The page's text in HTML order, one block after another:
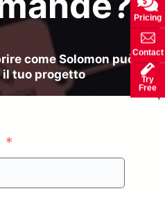
Pricing
Contact
Try
Free
come Solomon può
tuo progetto